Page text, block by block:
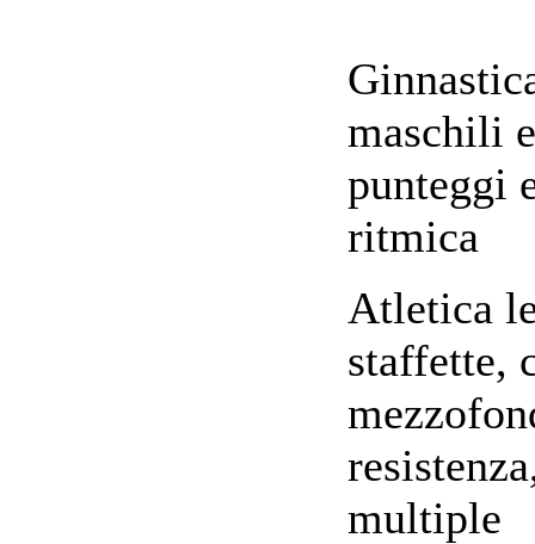
maschili
punteggi
ritmica
Atletica
staffette,
multiple